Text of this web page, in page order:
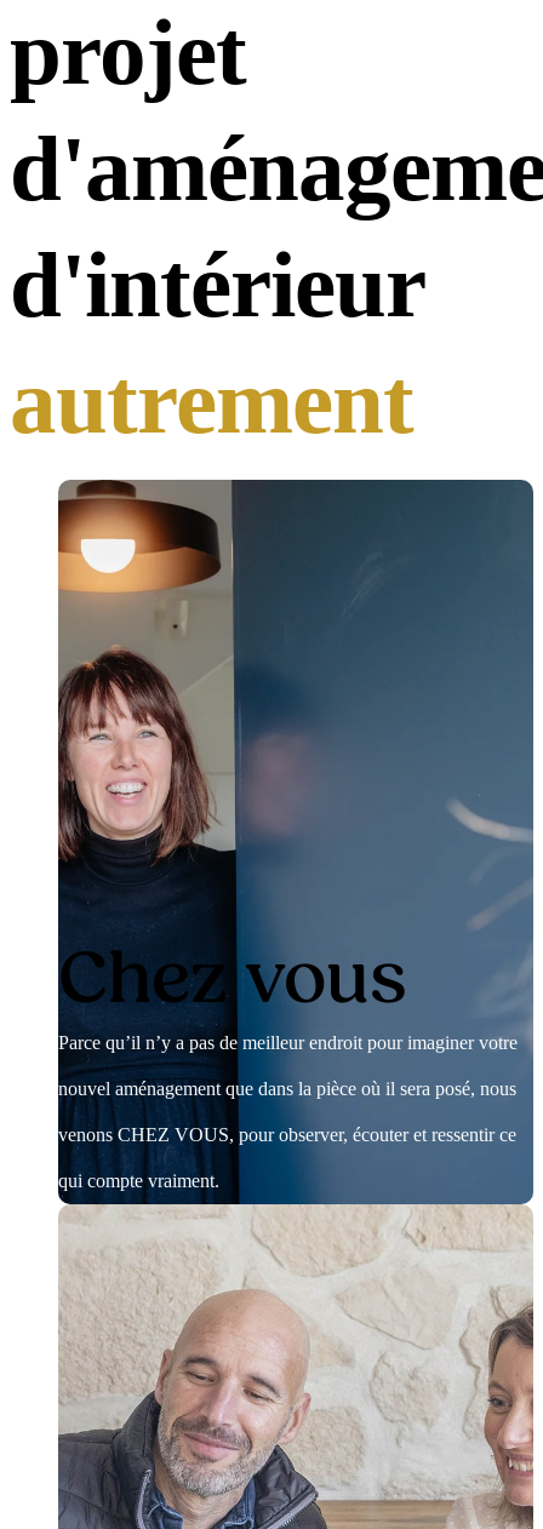
projet
d'intérieur
autrement
Chez vous
Parce qu’il n’y a pas de meilleur endroit pour imaginer votre
nouvel aménagement que dans la pièce où il sera posé, nous
venons CHEZ VOUS, pour observer, écouter et ressentir ce
qui compte vraiment.